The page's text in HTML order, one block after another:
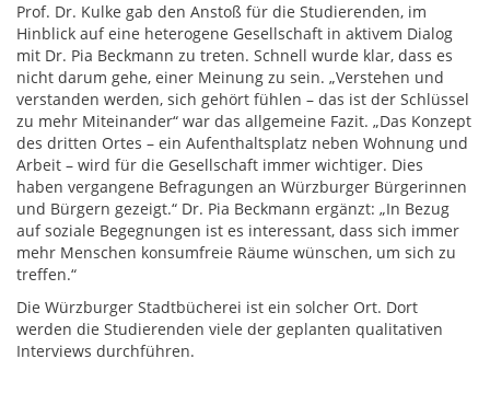
Prof. Dr. Kulke gab den Anstoß für die Studierenden, im
Hinblick auf eine heterogene Gesellschaft in aktivem Dialog
mit Dr. Pia Beckmann zu treten. Schnell wurde klar, dass es
nicht darum gehe, einer Meinung zu sein. „Verstehen und
verstanden werden, sich gehört fühlen – das ist der Schlüssel
zu mehr Miteinander“ war das allgemeine Fazit. „Das Konzept
des dritten Ortes – ein Aufenthaltsplatz neben Wohnung und
Arbeit – wird für die Gesellschaft immer wichtiger. Dies
haben vergangene Befragungen an Würzburger Bürgerinnen
und Bürgern gezeigt.“ Dr. Pia Beckmann ergänzt: „In Bezug
auf soziale Begegnungen ist es interessant, dass sich immer
mehr Menschen konsumfreie Räume wünschen, um sich zu
treffen.“
Die Würzburger Stadtbücherei ist ein solcher Ort. Dort
werden die Studierenden viele der geplanten qualitativen
Interviews durchführen.